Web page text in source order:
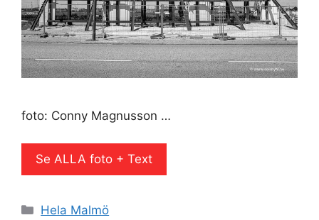
foto: Conny Magnusson …
Se ALLA foto + Text
Kategorier
Hela Malmö